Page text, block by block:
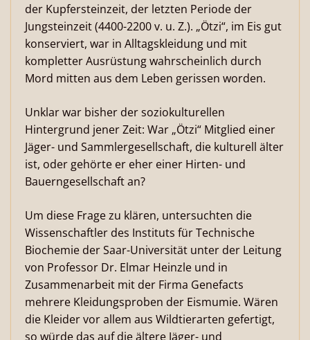
der Kupfersteinzeit, der letzten Periode der
Jungsteinzeit (4400-2200 v. u. Z.). „Ötzi“, im Eis gut
konserviert, war in Alltagskleidung und mit
kompletter Ausrüstung wahrscheinlich durch
Mord mitten aus dem Leben gerissen worden.
Unklar war bisher der soziokulturellen
Hintergrund jener Zeit: War „Ötzi“ Mitglied einer
Jäger- und Sammlergesellschaft, die kulturell älter
ist, oder gehörte er eher einer Hirten- und
Bauerngesellschaft an?
Um diese Frage zu klären, untersuchten die
Wissenschaftler des Instituts für Technische
Biochemie der Saar-Universität unter der Leitung
von Professor Dr. Elmar Heinzle und in
Zusammenarbeit mit der Firma Genefacts
mehrere Kleidungsproben der Eismumie. Wären
die Kleider vor allem aus Wildtierarten gefertigt,
so würde das auf die ältere Jäger- und